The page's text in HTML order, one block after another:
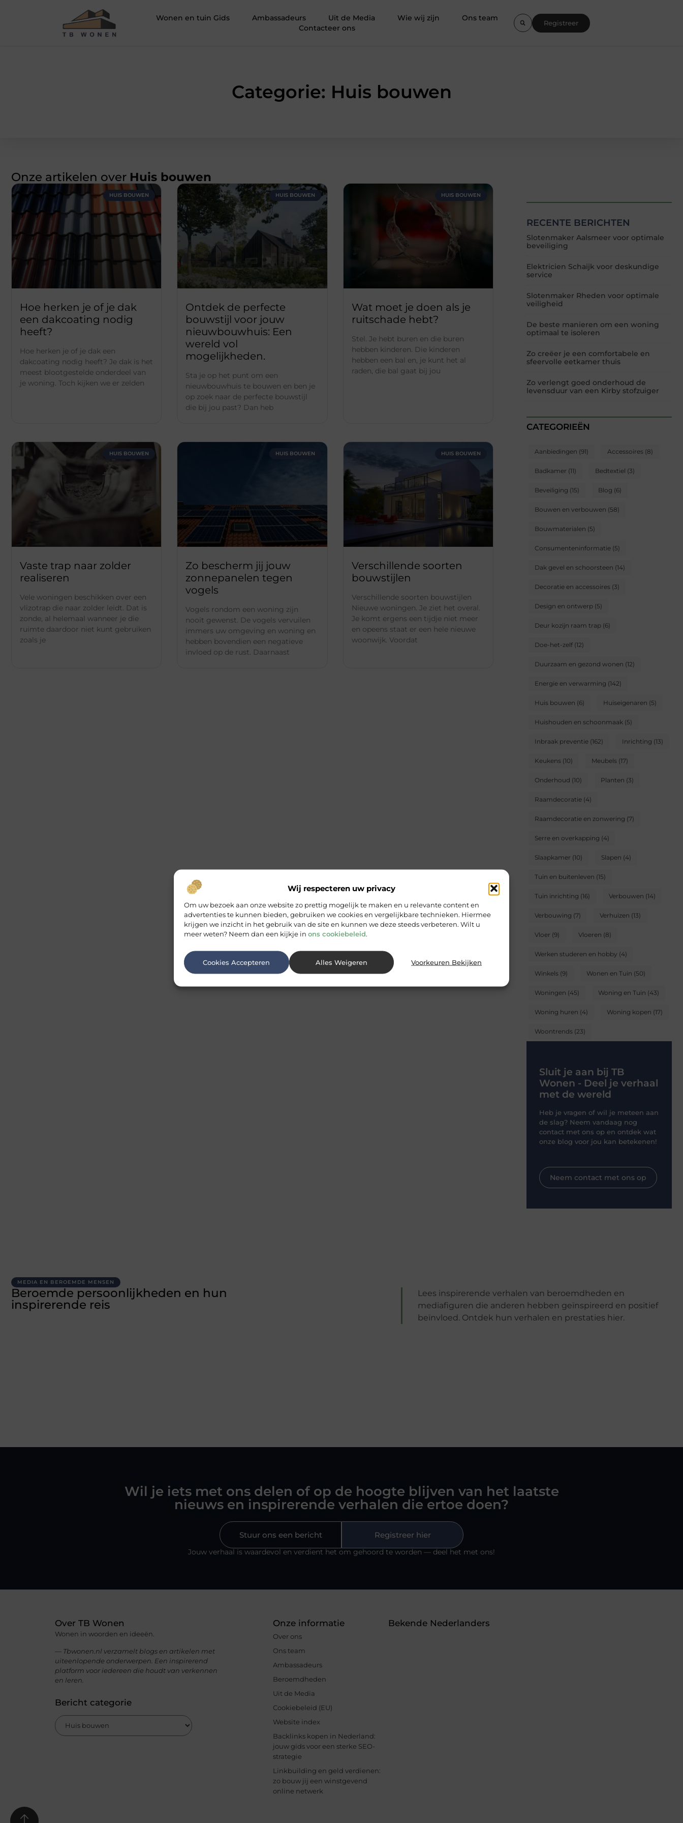
Wij respecteren uw privacy
Om uw bezoek aan onze website zo prettig mogelijk te maken en u relevante content en
advertenties te kunnen bieden, gebruiken we cookies en vergelijkbare technieken. Hiermee
krijgen we inzicht in het gebruik van de site en kunnen we deze steeds verbeteren. Wilt u
meer weten? Neem dan een kijkje in ons cookiebeleid.
Cookies Accepteren Alles Weigeren Voorkeuren Bekijken
Wonen en tuin Gids Ambassadeurs Uit de Media Wie wij zijn
Ons team
Contacteer ons
Registreer
Categorie: Huis bouwen
Onze artikelen over Huis bouwen
HUIS BOUWEN
Hoe herken je of je dak
een dakcoating nodig
heeft?
Hoe herken je of je dak een
dakcoating nodig heeft? Je dak is het
meest blootgestelde onderdeel van
je woning. Toch kijken we er zelden
HUIS BOUWEN
Ontdek de perfecte
bouwstijl voor jouw
nieuwbouwhuis: Een
wereld vol
mogelijkheden.
Sta je op het punt om een
nieuwbouwhuis te bouwen en ben je
op zoek naar de perfecte bouwstijl
die bij jou past? Dan heb
HUIS BOUWEN
Wat moet je doen als je
ruitschade hebt?
Stel. Je hebt buren en die buren
hebben kinderen. Die kinderen
hebben een bal en, je kunt het al
raden, die bal gaat bij jou
HUIS BOUWEN
Vaste trap naar zolder
realiseren
Vele woningen beschikken over een
vlizotrap die naar zolder leidt. Dat is
zonde, al helemaal wanneer je die
ruimte daardoor niet kunt gebruiken
zoals je
HUIS BOUWEN
Zo bescherm jij jouw
zonnepanelen tegen
vogels
Vogels rondom een woning zijn
nooit gewenst. De vogels vervuilen
immers uw omgeving en woning en
hebben bovendien een negatieve
invloed op de rust. Daarnaast
HUIS BOUWEN
Verschillende soorten
bouwstijlen
Verschillende soorten bouwstijlen
Nieuwe woningen. Je ziet het overal.
Je komt ergens een tijdje niet meer
en opeens staat er een hele nieuwe
woonwijk. Voordat
RECENTE BERICHTEN
Slotenmaker Aalsmeer voor optimale
beveiliging
Elektricien Schaijk voor deskundige
service
Slotenmaker Rheden voor optimale
veiligheid
De beste manieren om een woning
optimaal te isoleren
Zo creëer je een comfortabele en
sfeervolle eetkamer thuis
Zo verlengt goed onderhoud de
levensduur van een Kirby stofzuiger
CATEGORIEËN
Aanbiedingen (91) Accessoires (8)
Badkamer (11) Bedtextiel (3)
Beveiliging (15) Blog (6)
Bouwen en verbouwen (58)
Bouwmaterialen (5)
Consumenteninformatie (5)
Dak gevel en schoorsteen (14)
Decoratie en accessoires (3)
Design en ontwerp (5)
Deur kozijn raam trap (6)
Doe-het-zelf (12)
Duurzaam en gezond wonen (12)
Energie en verwarming (142)
Huis bouwen (6) Huiseigenaren (5)
Huishouden en schoonmaak (5)
Inbraak preventie (162) Inrichting (13)
Keukens (10) Meubels (17)
Onderhoud (10) Planten (3)
Raamdecoratie (4)
Raamdecoratie en zonwering (7)
Serre en overkapping (4)
Slaapkamer (10) Slapen (4)
Tuin en buitenleven (15)
Tuin inrichting (16) Verbouwen (14)
Verbouwing (7) Verhuizen (13)
Vloer (9) Vloeren (8)
Werken studeren en hobby (4)
Winkels (9) Wonen en Tuin (50)
Woningen (45) Woning en Tuin (43)
Woning huren (4) Woning kopen (17)
Woontrends (23)
Sluit je aan bij TB
Wonen - Deel je verhaal
met de wereld
Heb je vragen of wil je meteen aan
de slag? Neem vandaag nog
contact met ons op en ontdek wat
onze blog voor jou kan betekenen!
Neem contact met ons op
MEDIA EN BEROEMDE MENSEN
Beroemde persoonlijkheden en hun
inspirerende reis
Lees inspirerende verhalen van beroemdheden en
mediafiguren die anderen hebben geïnspireerd en positief
beïnvloed. Ontdek hun verhalen en prestaties hier.
Wil je iets met ons delen of op de hoogte blijven van het laatste
nieuws en inspirerende verhalen die ertoe doen?
Stuur ons een bericht Registreer hier
Jouw verhaal is waardevol en verdient het om gehoord te worden — deel het met ons!
Over TB Wonen
Wonen in woorden en ideeën.
— Tbwonen.nl verzamelt blogs en artikelen met
uiteenlopende onderwerpen. Een inspirerend
platform voor iedereen die houdt van verkennen
en leren.
Bericht categorie
Onze informatie
Over ons
Ons team
Ambassadeurs
Beroemdheden
Uit de Media
Cookiebeleid (EU)
Website index
Backlinks kopen in Nederland:
jouw gids voor een sterke SEO-
strategie
Linkbuilding en geld verdienen:
zo bouw jij een winstgevend
online netwerk
Bekende Nederlanders